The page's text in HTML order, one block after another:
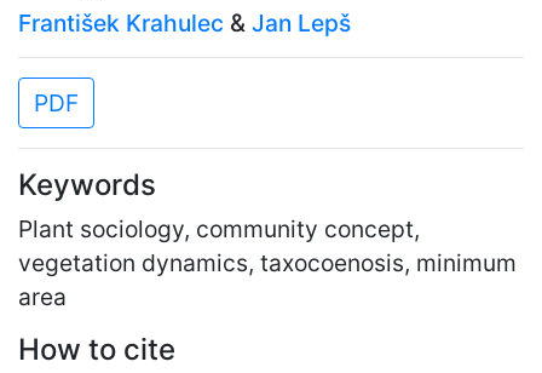
František Krahulec & Jan Lepš
PDF
Keywords
Plant sociology, community concept,
vegetation dynamics, taxocoenosis, minimum
area
How to cite